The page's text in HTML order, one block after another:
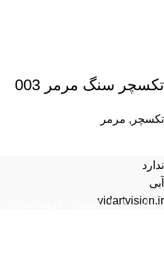
تکسچر سنگ مرمر 003
تکسچر , مرمر
ندارد
آبی
vidartvision.ir
تماس با ما
قوانین